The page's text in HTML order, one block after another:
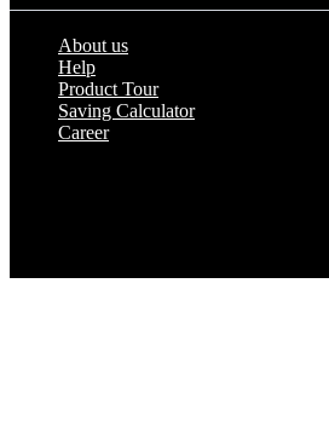
About us
Help
Product Tour
Saving Calculator
Career